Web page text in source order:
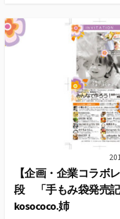
ゴ
リ
【企画・企業コラボ
段 「手もみ袋発売
kosococo.姉